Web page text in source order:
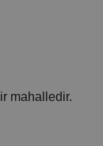
mahalledir.